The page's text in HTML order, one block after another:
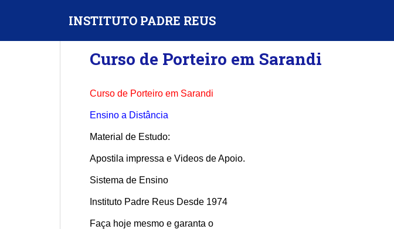
INSTITUTO PADRE REUS
Curso de Porteiro em Sarandi
Curso de Porteiro em Sarandi
Ensino a Distância
Material de Estudo:
Apostila impressa e Videos de Apoio.
Sistema de Ensino
Instituto Padre Reus Desde 1974
Faça hoje mesmo e garanta o